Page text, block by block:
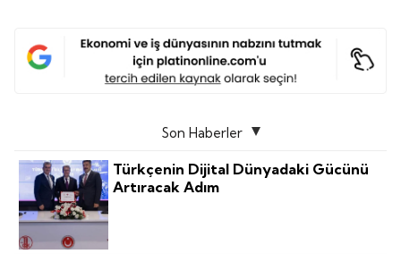
Son Haberler
Türkçenin Dijital Dünyadaki Gücünü
Artıracak Adım